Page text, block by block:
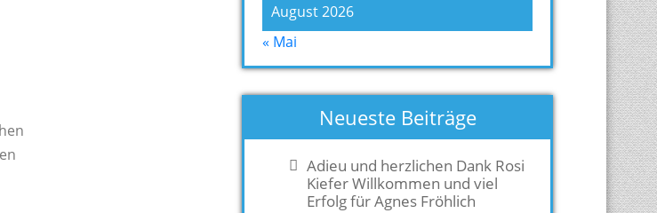
August 2026
« Mai
Neueste Beiträge
Adieu und herzlichen Dank Rosi
Kiefer Willkommen und viel
Erfolg für Agnes Fröhlich